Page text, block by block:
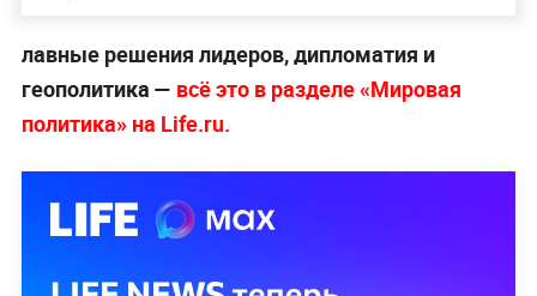
лавные решения лидеров, дипломатия и
геополитика — всё это в разделе «Мировая
политика» на Life.ru.